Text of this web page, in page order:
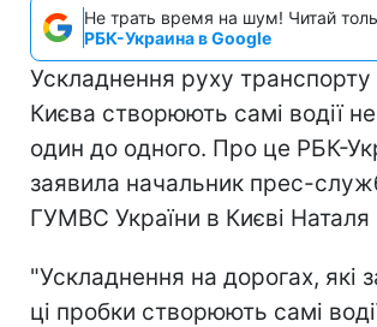
Не трать время на шум! Читай
РБК-Украина в Google
Ускладнення руху транспорту
Києва створюють самі водії
один до одного. Про це РБК-
заявила начальник прес-
ГУМВС України в Києві
"Ускладнення на дорогах, які
ці пробки створюють самі